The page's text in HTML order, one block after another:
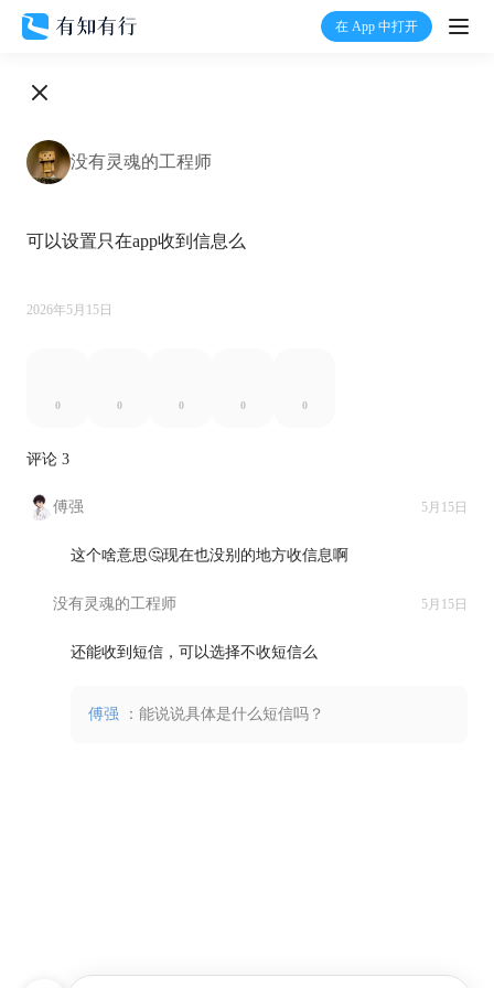
在 App 中打开
打
有行
没有灵魂的工程师
可以设置只在app收到信息么
2026年5月15日
0 0 0 0 0
评论 3
傅强 5月15日
这个啥意思🤔现在也没别的地方收信息啊
没有灵魂的工程师 5月15日
还能收到短信，可以选择不收短信么
傅强 ：能说说具体是什么短信吗？